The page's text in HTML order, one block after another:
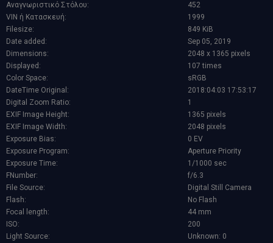
Αναγνωριστικό Στόλου:
452
VIN ή Κατασκευή:
1999
Filesize:
849 KiB
Date added:
Sep 05, 2019
Dimensions:
2048 x 1365 pixels
Displayed:
107 times
Color Space:
sRGB
DateTime Original:
2018:04:03 17:53:17
Digital Zoom Ratio:
1
EXIF Image Height:
1365 pixels
EXIF Image Width:
2048 pixels
Exposure Bias:
0 EV
Exposure Program:
Aperture Priority
Exposure Time:
1/1000 sec
FNumber:
f/6.3
File Source:
Digital Still Camera
Flash:
No Flash
Focal length:
44 mm
ISO:
200
Light Source:
Unknown: 0